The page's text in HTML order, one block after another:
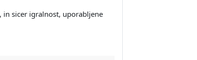
sicer igralnost, uporabljene